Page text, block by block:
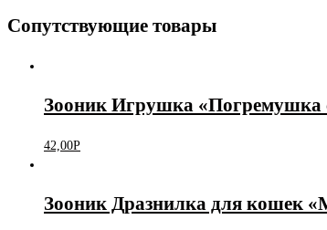
Сопутствующие товары
Зооник Игрушка «Погремушка
42,00Р
Зооник Дразнилка для кошек